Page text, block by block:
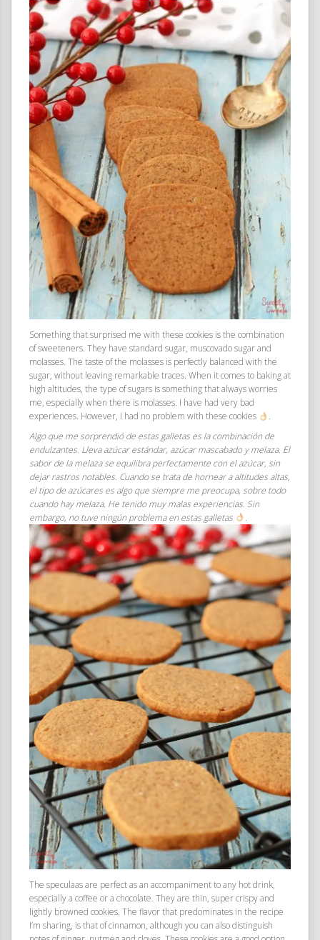
Something that surprised me with these cookies is the combination
of sweeteners. They have standard sugar, muscovado sugar and
molasses. The taste of the molasses is perfectly balanced with the
sugar, without leaving remarkable traces. When it comes to baking at
high altitudes, the type of sugars is something that always worries
me, especially when there is molasses. I have had very bad
experiences. However, I had no problem with these cookies
.
Algo que me sorprendió de estas galletas es la combinación de
endulzantes. Lleva azúcar estándar, azúcar mascabado y melaza. El
sabor de la melaza se equilibra perfectamente con el azúcar, sin
dejar rastros notables. Cuando se trata de hornear a altitudes altas,
el tipo de azúcares es algo que siempre me preocupa, sobre todo
cuando hay melaza. He tenido muy malas experiencias. Sin
embargo, no tuve ningún problema en estas galletas
.
The speculaas are perfect as an accompaniment to any hot drink,
especially a coffee or a chocolate. They are thin, super crispy and
lightly browned cookies. The flavor that predominates in the recipe
I’m sharing, is that of cinnamon, although you can also distinguish